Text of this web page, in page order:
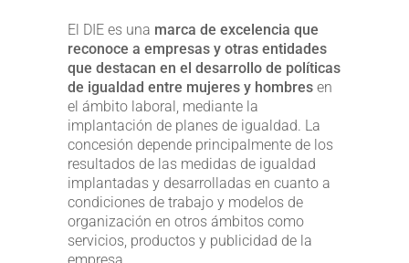
El DIE es una marca de excelencia que
reconoce a empresas y otras entidades
que destacan en el desarrollo de políticas
de igualdad entre mujeres y hombres en
el ámbito laboral, mediante la
implantación de planes de igualdad. La
concesión depende principalmente de los
resultados de las medidas de igualdad
implantadas y desarrolladas en cuanto a
condiciones de trabajo y modelos de
organización en otros ámbitos como
servicios, productos y publicidad de la